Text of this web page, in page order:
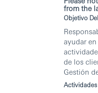
from the
Objetivo
ayudar
de los
Gestión
Actividades